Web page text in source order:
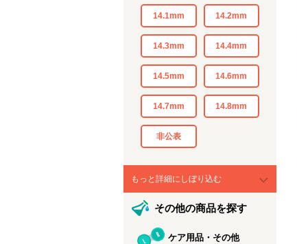
14.1mm 14.2mm
14.3mm 14.4mm
14.5mm 14.6mm
14.7mm 14.8mm
非公表
もっと詳細にしぼり込む
その他の商品を探す
ケア用品・その他